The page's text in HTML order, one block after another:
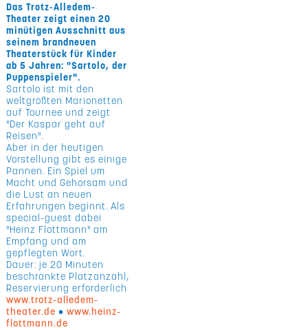
Das Trotz-Alledem-
Theater zeigt einen 20
minütigen Ausschnitt aus
seinem brandneuen
Theaterstück für Kinder
ab 5 Jahren: "Sartolo, der
Puppenspieler".
Sartolo ist mit den
weltgrößten Marionetten
auf Tournee und zeigt
"Der Kaspar geht auf
Reisen".
Aber in der heutigen
Vorstellung gibt es einige
Pannen. Ein Spiel um
Macht und Gehorsam und
die Lust an neuen
Erfahrungen beginnt. Als
special-guest dabei
"Heinz Flottmann" am
Empfang und am
gepflegten Wort.
Dauer: je 20 Minuten
beschränkte Platzanzahl,
Reservierung erforderlich
www.trotz-alledem-
theater.de •www.heinz-
flottmann.de